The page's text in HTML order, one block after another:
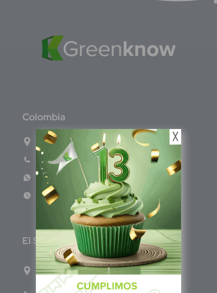
Colombia
Carrera 71G #117-67 INT 3 OFI 701
Teléfono: (601) 522 3869
WhatsApp: +57 317 4651554
Lun - Vie 8:00am - 5:00pm
El Salvador
1ro Cll Pte, y 61 Av Nte, #3206, Local 9, San
Salvador Centro
╳